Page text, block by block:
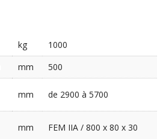
kg
1000
mm
500
mm de 2900 à 5700
mm FEM IIA / 800 x 80 x 30